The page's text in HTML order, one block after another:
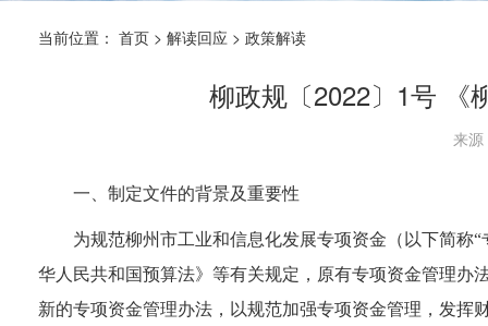
当前位置： 首页 > 解读回应 > 政策解读
柳政规〔2022〕1号 《
来
一、制定文件的背景及重要性
为规范柳州市工业和信息化发展专项资金（以下简称
华人民共和国预算法》等有关规定， 原有专项资金管理办
新的专项资金管理办法，以规范加强专项资金管理，发挥